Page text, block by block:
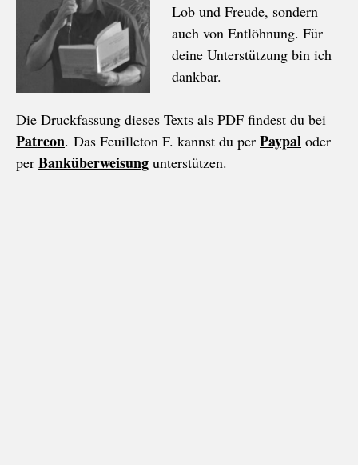
Lob und Freude, sondern
auch von Entlöhnung. Für
deine Unterstützung bin ich
dankbar.
Die Druckfassung dieses Texts als PDF findest du bei
Patreon. Das Feuilleton F. kannst du per Paypal oder
per Banküberweisung unterstützen.